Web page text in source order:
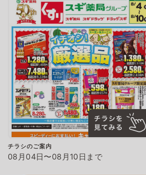
チラシのご案内
08月04日〜08月10日まで